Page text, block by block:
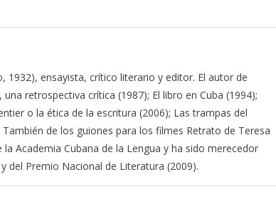
1932), ensayista, crítico literario y editor. El autor de
retrospectiva crítica (1987); El libro en Cuba (1994);
o la ética de la escritura (2006); Las trampas del
de los guiones para los filmes Retrato de Teresa
Academia Cubana de la Lengua y ha sido merecedor
del Premio Nacional de Literatura (2009).